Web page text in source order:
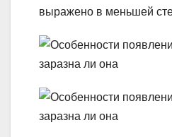
выражено в меньшей